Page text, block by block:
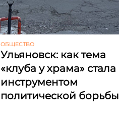
ОБЩЕСТВО
Ульяновск: как тема
«клуба у храма» стала
инструментом
политической борьбы